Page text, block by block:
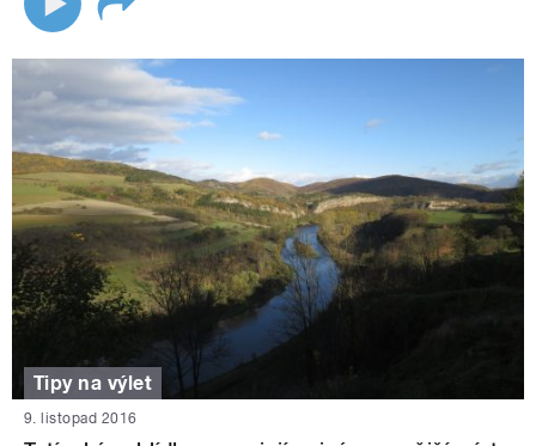
Tipy na výlet
9. listopad 2016